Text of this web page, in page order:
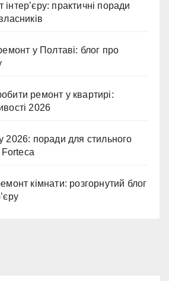
практичні поради
у Полтаві: блог про
ремонт у квартирі:
2026
2026: поради для стильного
Forteca
кімнати: розгорнутий блог